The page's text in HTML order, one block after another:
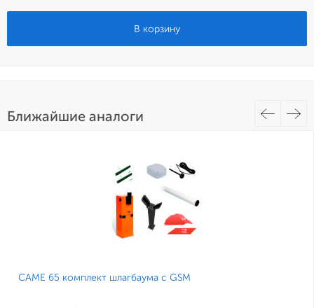
В корзину
Ближайшие аналоги
CAME 65 комплект шлагбаума с GSM